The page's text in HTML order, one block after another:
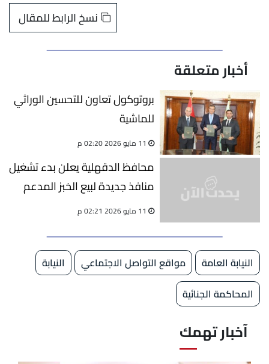
نسخ الرابط للمقال
أخبار متعلقة
بروتوكول تعاون للتحسين الوراثي
للماشية
11 مايو 2026 02:20 م
محافظ الدقهلية يعلن بدء تشغيل
منافذ جديدة لبيع الخبز المدعم
11 مايو 2026 02:21 م
النيابة العامة مواقع التواصل الاجتماعي
النيابة
المحاكمة الجنائية
آخبار تهمك